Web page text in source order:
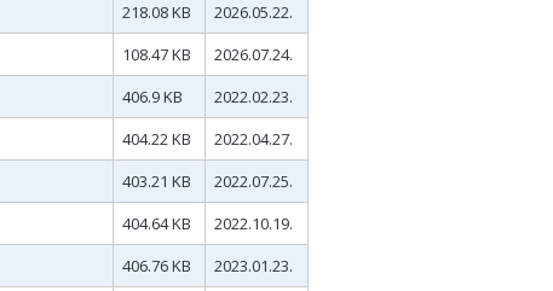
218.08 KB
2026.05.22.
108.47 KB
2026.07.24.
406.9 KB
2022.02.23.
404.22 KB
2022.04.27.
403.21 KB
2022.07.25.
404.64 KB
2022.10.19.
406.76 KB
2023.01.23.